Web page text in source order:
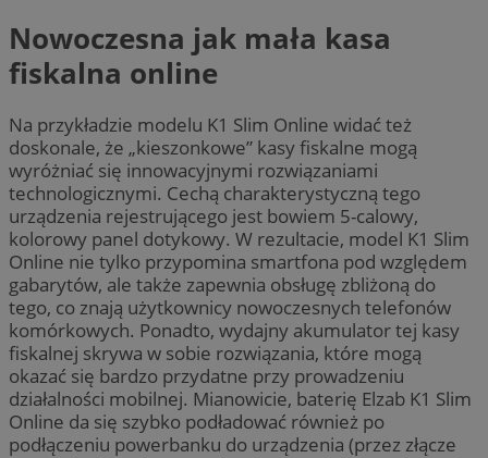
Nowoczesna jak mała kasa
fiskalna online
Na przykładzie modelu K1 Slim Online widać też
doskonale, że „kieszonkowe” kasy fiskalne mogą
wyróżniać się innowacyjnymi rozwiązaniami
technologicznymi. Cechą charakterystyczną tego
urządzenia rejestrującego jest bowiem 5-calowy,
kolorowy panel dotykowy. W rezultacie, model K1 Slim
Online nie tylko przypomina smartfona pod względem
gabarytów, ale także zapewnia obsługę zbliżoną do
tego, co znają użytkownicy nowoczesnych telefonów
komórkowych. Ponadto, wydajny akumulator tej kasy
fiskalnej skrywa w sobie rozwiązania, które mogą
okazać się bardzo przydatne przy prowadzeniu
działalności mobilnej. Mianowicie, baterię Elzab K1 Slim
Online da się szybko podładować również po
podłączeniu powerbanku do urządzenia (przez złącze